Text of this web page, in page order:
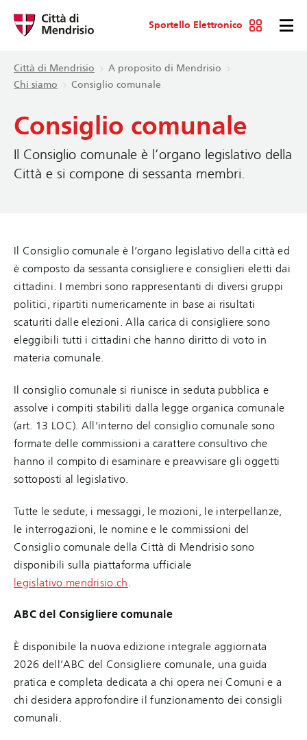
Sportello Elettronico
Città di Mendrisio
A proposito di Mendrisio
Chi siamo
Consiglio comunale
Consiglio comunale
Il Consiglio comunale è l’organo legislativo della
Città e si compone di sessanta membri.
Il Consiglio comunale è l’organo legislativo della città ed
è composto da sessanta consigliere e consiglieri eletti dai
cittadini. I membri sono rappresentanti di diversi gruppi
politici, ripartiti numericamente in base ai risultati
scaturiti dalle elezioni. Alla carica di consigliere sono
eleggibili tutti i cittadini che hanno diritto di voto in
materia comunale.
Il consiglio comunale si riunisce in seduta pubblica e
assolve i compiti stabiliti dalla legge organica comunale
(art. 13 LOC). All’interno del consiglio comunale sono
formate delle commissioni a carattere consultivo che
hanno il compito di esaminare e preavvisare gli oggetti
sottoposti al legislativo.
Tutte le sedute, i messaggi, le mozioni, le interpellanze,
le interrogazioni, le nomine e le commissioni del
Consiglio comunale della Città di Mendrisio sono
disponibili sulla piattaforma ufficiale
legislativo.mendrisio.ch
ABC del Consigliere comunale
È disponibile la nuova edizione integrale aggiornata
2026 dell’ABC del Consigliere comunale, una guida
pratica e completa dedicata a chi opera nei Comuni e a
chi desidera approfondire il funzionamento dei consigli
comunali.